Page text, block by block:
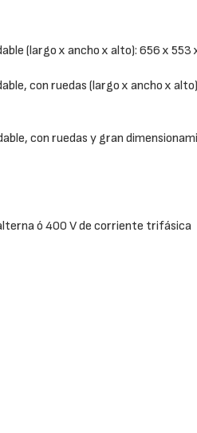
(largo x ancho x alto): 656 x 553
con ruedas (largo x ancho x
con ruedas y gran
ó 400 V de corriente trifásica